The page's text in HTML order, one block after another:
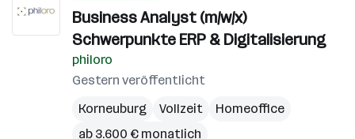
Business Analyst (m/w/x)
Schwerpunkte ERP & Digitalisierung
philoro
Gestern veröffentlicht
Korneuburg
Vollzeit
Homeoffice
ab 3.600 € monatlich